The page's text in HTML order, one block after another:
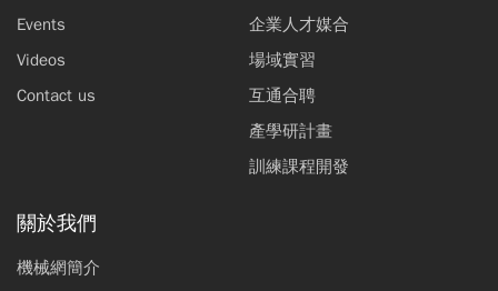
Events
Videos
Contact us
企業人才媒合
場域實習
互通合聘
產學研計畫
訓練課程開發
關於我們
機械網簡介